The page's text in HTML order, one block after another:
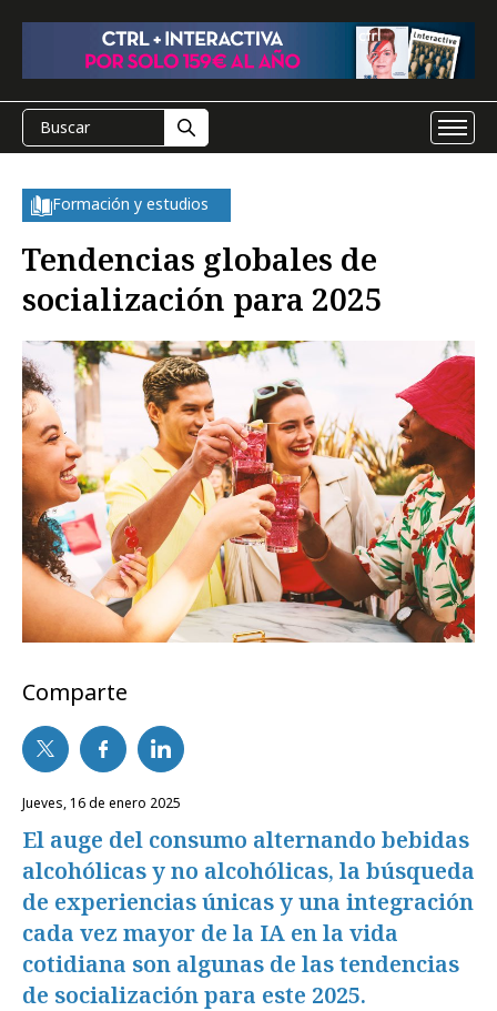
Formación y estudios
Tendencias globales de
socialización para 2025
Comparte
jueves, 16 de enero 2025
El auge del consumo alternando bebidas
alcohólicas y no alcohólicas, la búsqueda
de experiencias únicas y una integración
cada vez mayor de la IA en la vida
cotidiana son algunas de las tendencias
de socialización para este 2025.